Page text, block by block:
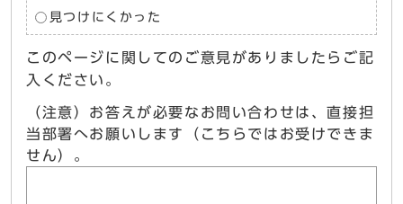
見つけにくかった
このページに関してのご意見がありましたらご記
入ください。
（注意）お答えが必要なお問い合わせは、直接担
当部署へお願いします（こちらではお受けできま
せん）。